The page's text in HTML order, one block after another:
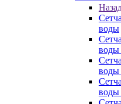
воды
воды
воды
воды